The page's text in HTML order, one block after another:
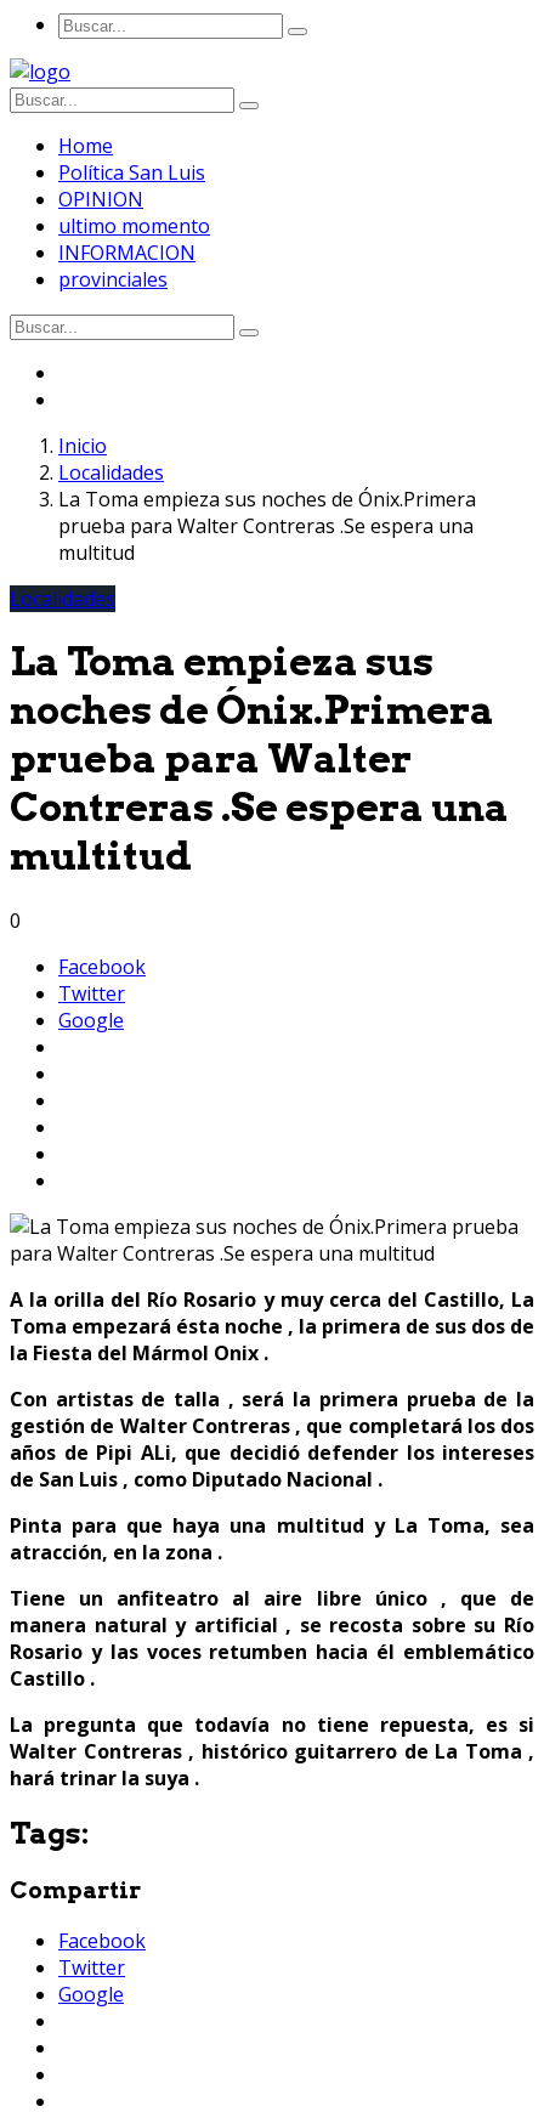
Home
Política San Luis
OPINION
ultimo momento
INFORMACION
provinciales
Inicio
Localidades
La Toma empieza sus noches de Ónix.Primera
prueba para Walter Contreras .Se espera una
multitud
Localidades
La Toma empieza sus
noches de Ónix.Primera
prueba para Walter
Contreras .Se espera una
multitud
0
Facebook
Twitter
Google
A la orilla del Río Rosario y muy cerca del Castillo, La
Toma empezará ésta noche , la primera de sus dos de
la Fiesta del Mármol Onix .
Con artistas de talla , será la primera prueba de la
gestión de Walter Contreras , que completará los dos
años de Pipi ALi, que decidió defender los intereses
de San Luis , como Diputado Nacional .
Pinta para que haya una multitud y La Toma, sea
atracción, en la zona .
Tiene un anfiteatro al aire libre único , que de
manera natural y artificial , se recosta sobre su Río
Rosario y las voces retumben hacia él emblemático
Castillo .
La pregunta que todavía no tiene repuesta, es si
Walter Contreras , histórico guitarrero de La Toma ,
hará trinar la suya .
Tags:
Compartir
Facebook
Twitter
Google